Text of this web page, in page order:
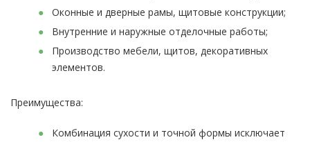
Оконные и дверные рамы, щитовые конструкции;
Внутренние и наружные отделочные работы;
Производство мебели, щитов, декоративных
элементов.
Преимущества:
Комбинация сухости и точной формы исключает